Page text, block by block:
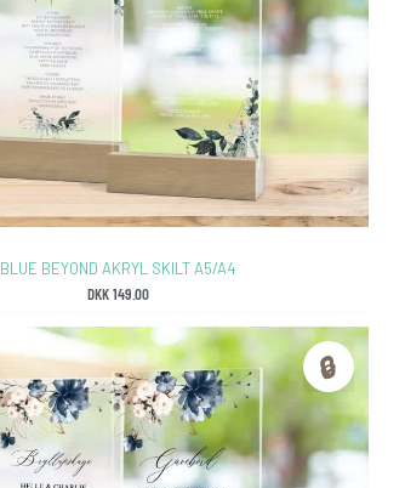
BLUE BEYOND AKRYL SKILT A5/A4
DKK149.00
🔒